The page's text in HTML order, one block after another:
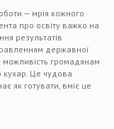
— мрія кожного
про освіту важко на
результатів
державної
можливість громадянам
кухар. Це чудова
як готувати, вміє це